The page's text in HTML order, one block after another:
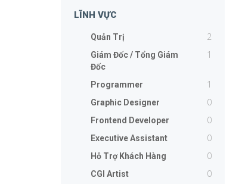
LĨNH VỰC
Quản Trị 2
Giám Đốc / Tổng Giám
Đốc
1
Programmer 1
Graphic Designer 0
Frontend Developer 0
Executive Assistant 0
Hỗ Trợ Khách Hàng 0
CGI Artist 0